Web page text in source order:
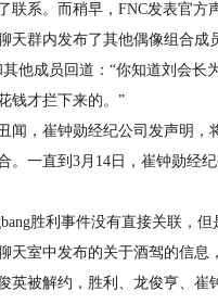
联系。而稍早，FNC发表官
天群内发布了其他偶像组合
他成员回道：“你知道刘会长
钱才拦下来的。”
，崔钟勋经纪公司发声明，
。一直到3月14日，崔钟勋经
胜利事件没有直接关联，但
天室中发布的关于酒驾的信
英被解约，胜利、龙俊亨、